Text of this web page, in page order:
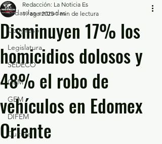
Todas las entradas
Congreso
Legislatura
SEDECO
GEM
GEM
DIFEM
Cultura
Disminuyen 17% los
homicidios dolosos y
48% el robo de
vehículos en Edomex
Oriente
Redacción: La Noticia Es
19 ago 2025 1 min de lectura